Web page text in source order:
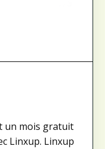
un mois gratuit
Linxup. Linxup